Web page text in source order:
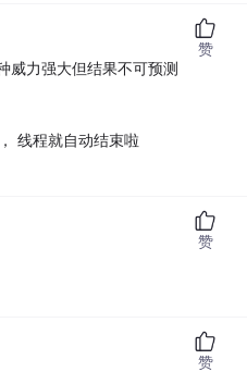
威力强大但结果不可预测
线程就自动结束啦
赞
赞
赞